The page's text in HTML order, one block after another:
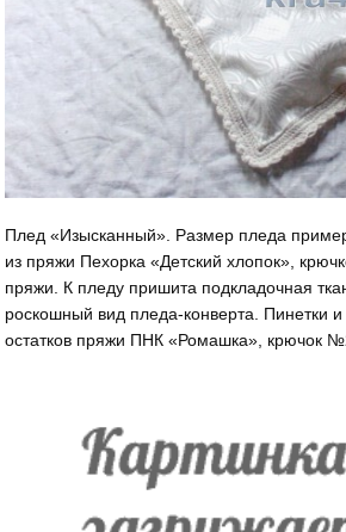
Плед «Изысканный». Размер пледа
из пряжи Пехорка «Детский хлопок»,
пряжи. К пледу пришита подкладочная
роскошный вид пледа-конверта. Пинетки и
остатков пряжи ПНК «Ромашка», крючок